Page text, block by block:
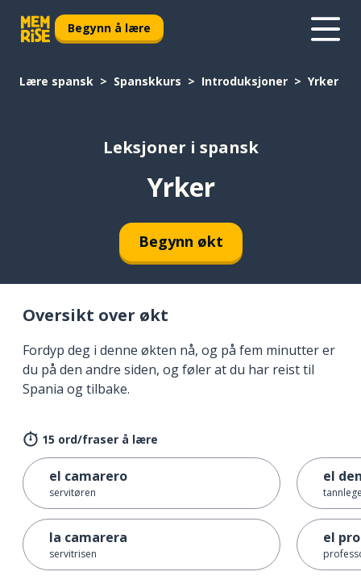
Begynn å lære
Lære spansk Spanskkurs Introduksjoner Yrker
Leksjoner i spansk
Yrker
Begynn økt
Oversikt over økt
Fordyp deg i denne økten nå, og på fem minutter er
du på den andre siden, og føler at du har reist til
Spania og tilbake.
15 ord/fraser å lære
el camarero
servitøren
la camarera
servitrisen
el
el